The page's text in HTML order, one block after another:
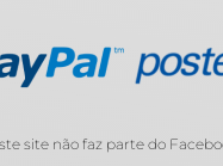
site não faz parte do